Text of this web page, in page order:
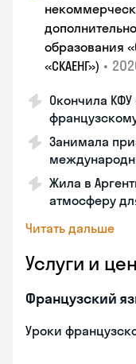
образования
«СКАЕНГ») •
Окончила
Занимала
Жила в
атмосферу
Читать дальше
Услуги и
Французский
Уроки